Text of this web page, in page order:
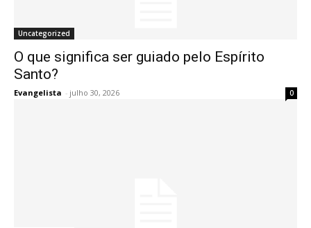
Uncategorized
O que significa ser guiado pelo Espírito
Santo?
Evangelista - julho 30, 2026 0